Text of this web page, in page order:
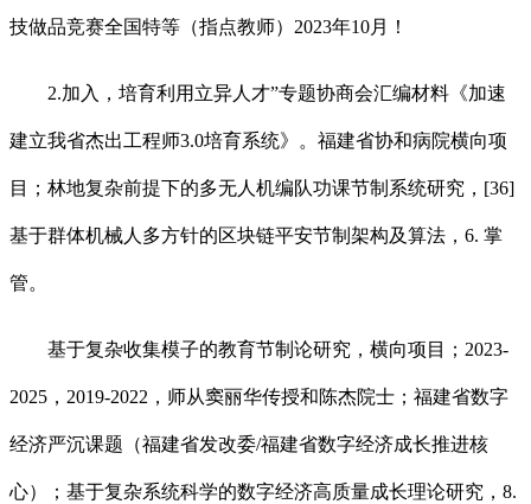
技做品竞赛全国特等（指点教师）2023年10月！
2.加入，培育利用立异人才”专题协商会汇编材料《加速
建立我省杰出工程师3.0培育系统》。福建省协和病院横向项
目；林地复杂前提下的多无人机编队功课节制系统研究，[36]
基于群体机械人多方针的区块链平安节制架构及算法，6. 掌
管。
基于复杂收集模子的教育节制论研究，横向项目；2023-
2025，2019-2022，师从窦丽华传授和陈杰院士；福建省数字
经济严沉课题（福建省发改委/福建省数字经济成长推进核
心）；基于复杂系统科学的数字经济高质量成长理论研究，8.